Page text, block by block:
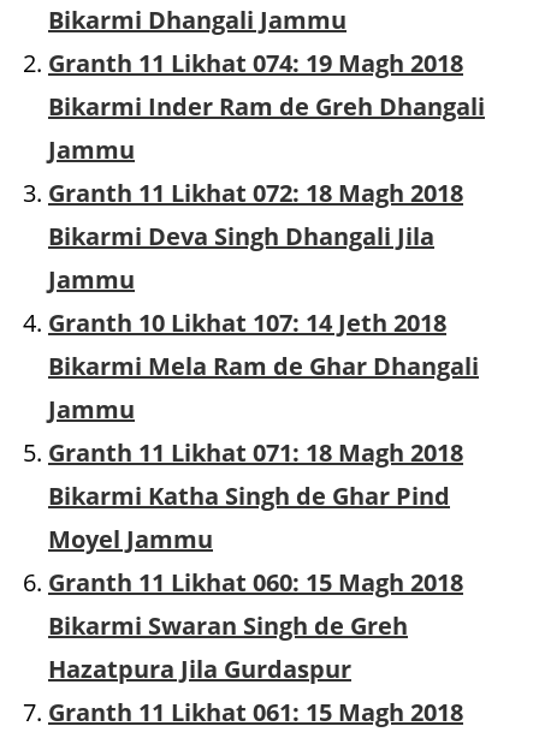
Bikarmi Dhangali Jammu
Granth 11 Likhat 074: 19 Magh 2018
Bikarmi Inder Ram de Greh Dhangali
Jammu
Granth 11 Likhat 072: 18 Magh 2018
Bikarmi Deva Singh Dhangali Jila
Jammu
Granth 10 Likhat 107: 14 Jeth 2018
Bikarmi Mela Ram de Ghar Dhangali
Jammu
Granth 11 Likhat 071: 18 Magh 2018
Bikarmi Katha Singh de Ghar Pind
Moyel Jammu
Granth 11 Likhat 060: 15 Magh 2018
Bikarmi Swaran Singh de Greh
Hazatpura Jila Gurdaspur
Granth 11 Likhat 061: 15 Magh 2018